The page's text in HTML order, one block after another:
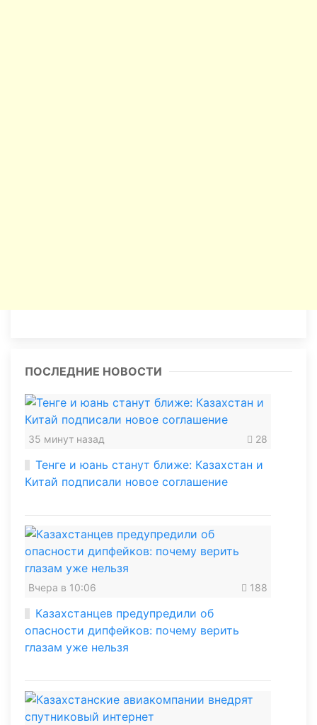
ПОСЛЕДНИЕ НОВОСТИ
35 минут назад 28
Тенге и юань станут ближе: Казахстан и
Китай подписали новое соглашение
Вчера в 10:06 188
Казахстанцев предупредили об
опасности дипфейков: почему верить
глазам уже нельзя